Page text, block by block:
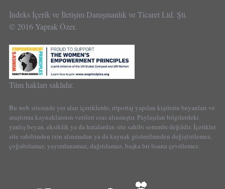
İndeks İçerik ve İletişim Danışmanlık ve Ticaret Ltd. Şti.
© 2016 Yaprak Özer.
Tüm hakları saklıdır.
Bu web sitesinde yer alan içeriklerde, röportaj yapılan kişilerin beyanları ve
araştırma kaynaklarının verileri esas alınmıştır. Paylaşılan bilgilerdeki
yanlış beyan, eksiklik ya da hatalardan site sahibi sorumlu değildir. İçerikler
site sahibinden izin alınmadan ya da kaynak gösterilmeden değiştirilemez,
çoğaltılamaz, yayımlanamaz, dağıtılamaz, başka bir lisana çevrilemez.